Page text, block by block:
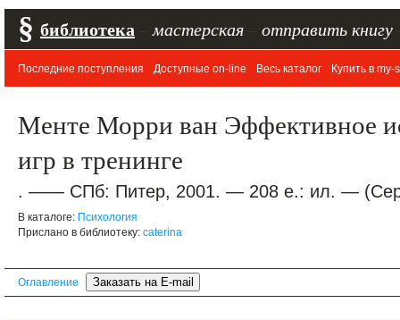
§ библиотека мастерская отправить книгу
Последние поступления Доступные on-line Весь каталог Купить в my-
Менте Морри ван Эффективное
игр в тренинге
. —— СПб: Питер, 2001. — 208 е.: ил. —
В каталоге: Психология
Прислано в библиотеку: caterina
Оглавление